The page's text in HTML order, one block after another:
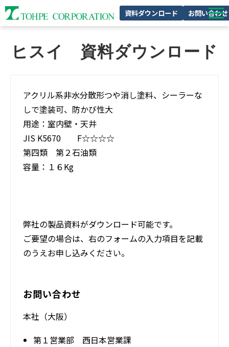
資料ダウンロード お問い合わせ
私たちの強み
サスティナビリティ
ヒスイ　資料ダウンロード
アクリル系非水分散形つや消し塗料、シーラーな
しで塗装可、防かび性大
用途：室内壁・天井
JIS K5670 F☆☆☆☆
第四類 第２石油類
容量：１６Kg
弊社の製品資料がダウンロード可能です。
ご要望の場合は、右のフォームの入力項目を記載
のうえお申し込みください。
お問い合わせ
本社（大阪）
第１営業部 西日本営業課